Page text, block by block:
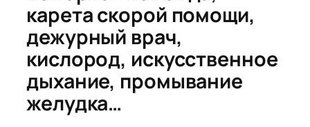
карета скорой помощи,
дежурный врач,
кислород, искусственное
дыхание, промывание
желудка…